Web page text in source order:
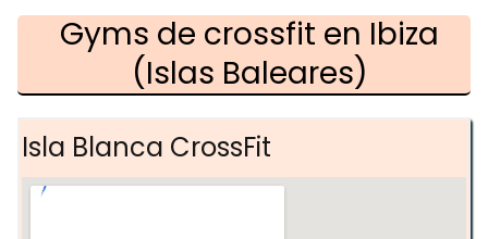
Gyms de crossfit en Ibiza
(Islas Baleares)
Isla Blanca CrossFit